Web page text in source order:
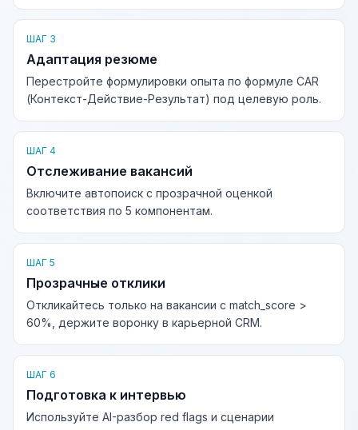
ШАГ 3
Адаптация резюме
Перестройте формулировки опыта по формуле CAR
(Контекст-Действие-Результат) под целевую роль.
ШАГ 4
Отслеживание вакансий
Включите автопоиск с прозрачной оценкой
соответствия по 5 компонентам.
ШАГ 5
Прозрачные отклики
Откликайтесь только на вакансии с match_score >
60%, держите воронку в карьерной CRM.
ШАГ 6
Подготовка к интервью
Используйте AI-разбор red flags и сценарии